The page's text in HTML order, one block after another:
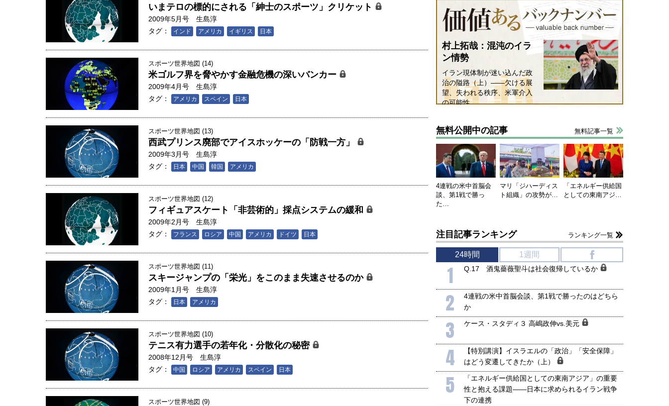
いまテロの標的にされる「紳士のスポーツ」クリケット
2009年5月号
生島淳
タグ：
インド アメリカ イギリス 日本
スポーツ世界地図 (14)
米ゴルフ界を脅やかす金融危機の深いバンカー
2009年4月号
生島淳
タグ：
アメリカ スペイン 日本
スポーツ世界地図 (13)
西武プリンス廃部でアイスホッケーの「防戦一方」
2009年3月号
生島淳
タグ：
日本 中国 韓国 アメリカ
スポーツ世界地図 (12)
フィギュアスケート「非芸術的」採点システムの緩和
2009年2月号
生島淳
タグ：
フランス ロシア 中国 アメリカ ドイツ 日本
スポーツ世界地図 (11)
スキージャンプの「栄光」をこのまま失速させるのか
2009年1月号
生島淳
タグ：
日本 アメリカ
スポーツ世界地図 (10)
テニス有力選手の若年化・分散化の秘密
2008年12月号
生島淳
タグ：
中国 ロシア アメリカ スペイン 日本
スポーツ世界地図 (9)
村上拓哉：混沌のイラ
ン情勢
イラン現体制が迷い込んだ政
治の隘路（上）――欠ける展
望、失われる秩序、米軍介入
の可能性
無料公開中の記事 無料記事一覧
4連戦の米中首脳会
談、第1戦で勝っ
た…
マリ「ジハーディス
ト組織」の攻勢が…
「エネルギー供給国
としての東南アジ…
注目記事ランキング ランキング一覧
24時間 1週間
1 Q.17 酒鬼薔薇聖斗は社会復帰しているか
2
4連戦の米中首脳会談、第1戦で勝ったのはどちら
か
3 ケース・スタディ３ 高嶋政伸vs.美元
4
【特別講演】イスラエルの「政治」「安全保障」
はどう変遷してきたか（上）
5
「エネルギー供給国としての東南アジア」の重要
性と抱える課題――日本に求められるイラン戦争
下の連携